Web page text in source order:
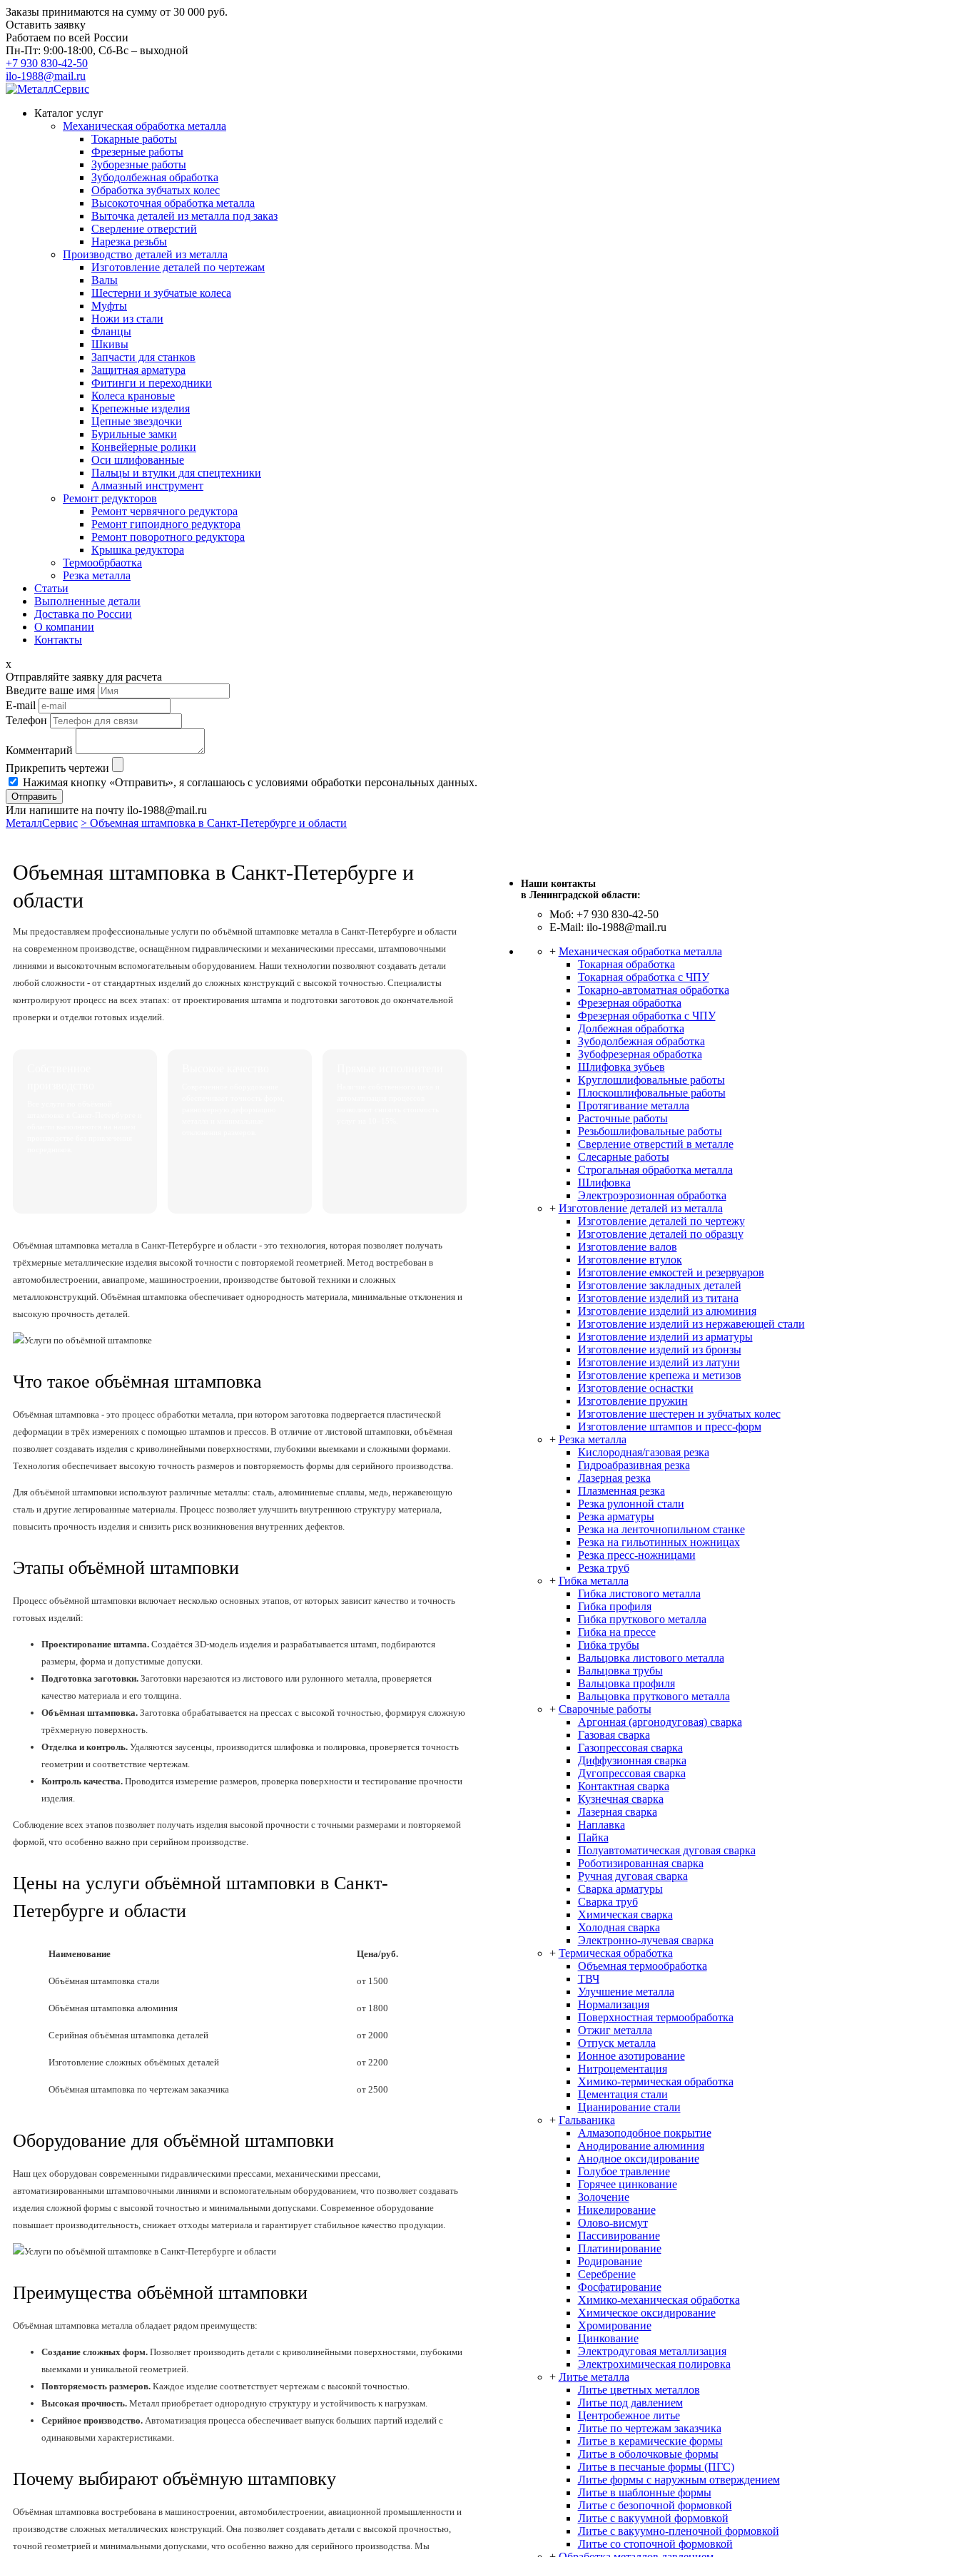
Заказы принимаются на сумму от 30 000 руб.
Оставить заявку
Работаем по всей России
Пн-Пт: 9:00-18:00, Сб-Вс – выходной
+7 930 830-42-50
ilo-1988@mail.ru
Каталог услуг
Механическая обработка металла
Токарные работы
Фрезерные работы
Зуборезные работы
Зубодолбежная обработка
Обработка зубчатых колес
Высокоточная обработка металла
Выточка деталей из металла под заказ
Сверление отверстий
Нарезка резьбы
Производство деталей из металла
Изготовление деталей по чертежам
Валы
Шестерни и зубчатые колеса
Муфты
Ножи из стали
Фланцы
Шкивы
Запчасти для станков
Защитная арматура
Фитинги и переходники
Колеса крановые
Крепежные изделия
Цепные звездочки
Бурильные замки
Конвейерные ролики
Оси шлифованные
Пальцы и втулки для спецтехники
Алмазный инструмент
Ремонт редукторов
Ремонт червячного редуктора
Ремонт гипоидного редуктора
Ремонт поворотного редуктора
Крышка редуктора
Термообрбаотка
Резка металла
Статьи
Выполненные детали
Доставка по России
О компании
Контакты
x
Отправляйте заявку для расчета
Введите ваше имя
E-mail
Телефон
Комментарий
Прикрепить чертежи
Нажимая кнопку «Отправить», я соглашаюсь с условиями обработки персональных данных.
Отправить
Или напишите на почту ilo-1988@mail.ru
МеталлСервис > Объемная штамповка в Санкт-Петербурге и области
Объемная штамповка в Санкт-Петербурге и
области
Мы предоставляем профессиональные услуги по объёмной штамповке металла в Санкт-Петербурге и области
на современном производстве, оснащённом гидравлическими и механическими прессами, штамповочными
линиями и высокоточным вспомогательным оборудованием. Наши технологии позволяют создавать детали
любой сложности - от стандартных изделий до сложных конструкций с высокой точностью. Специалисты
контролируют процесс на всех этапах: от проектирования штампа и подготовки заготовок до окончательной
проверки и отделки готовых изделий.
Объёмная штамповка металла в Санкт-Петербурге и области - это технология, которая позволяет получать
трёхмерные металлические изделия высокой точности с повторяемой геометрией. Метод востребован в
автомобилестроении, авиапроме, машиностроении, производстве бытовой техники и сложных
металлоконструкций. Объёмная штамповка обеспечивает однородность материала, минимальные отклонения и
высокую прочность деталей.
Что такое объёмная штамповка
Объёмная штамповка - это процесс обработки металла, при котором заготовка подвергается пластической
деформации в трёх измерениях с помощью штампов и прессов. В отличие от листовой штамповки, объёмная
позволяет создавать изделия с криволинейными поверхностями, глубокими выемками и сложными формами.
Технология обеспечивает высокую точность размеров и повторяемость формы для серийного производства.
Для объёмной штамповки используют различные металлы: сталь, алюминиевые сплавы, медь, нержавеющую
сталь и другие легированные материалы. Процесс позволяет улучшить внутреннюю структуру материала,
повысить прочность изделия и снизить риск возникновения внутренних дефектов.
Этапы объёмной штамповки
Процесс объёмной штамповки включает несколько основных этапов, от которых зависит качество и точность
готовых изделий:
Проектирование штампа. Создаётся 3D-модель изделия и разрабатывается штамп, подбираются
размеры, форма и допустимые допуски.
Подготовка заготовки. Заготовки нарезаются из листового или рулонного металла, проверяется
качество материала и его толщина.
Объёмная штамповка. Заготовка обрабатывается на прессах с высокой точностью, формируя сложную
трёхмерную поверхность.
Отделка и контроль. Удаляются заусенцы, производится шлифовка и полировка, проверяется точность
геометрии и соответствие чертежам.
Контроль качества. Проводится измерение размеров, проверка поверхности и тестирование прочности
изделия.
Соблюдение всех этапов позволяет получать изделия высокой прочности с точными размерами и повторяемой
формой, что особенно важно при серийном производстве.
Цены на услуги объёмной штамповки в Санкт-
Петербурге и области
Наименование Цена/руб.
Объёмная штамповка стали от 1500
Объёмная штамповка алюминия от 1800
Серийная объёмная штамповка деталей от 2000
Изготовление сложных объёмных деталей от 2200
Объёмная штамповка по чертежам заказчика от 2500
Оборудование для объёмной штамповки
Наш цех оборудован современными гидравлическими прессами, механическими прессами,
автоматизированными штамповочными линиями и вспомогательным оборудованием, что позволяет создавать
изделия сложной формы с высокой точностью и минимальными допусками. Современное оборудование
повышает производительность, снижает отходы материала и гарантирует стабильное качество продукции.
Преимущества объёмной штамповки
Объёмная штамповка металла обладает рядом преимуществ:
Создание сложных форм. Позволяет производить детали с криволинейными поверхностями, глубокими
выемками и уникальной геометрией.
Повторяемость размеров. Каждое изделие соответствует чертежам с высокой точностью.
Высокая прочность. Металл приобретает однородную структуру и устойчивость к нагрузкам.
Серийное производство. Автоматизация процесса обеспечивает выпуск больших партий изделий с
одинаковыми характеристиками.
Почему выбирают объёмную штамповку
Объёмная штамповка востребована в машиностроении, автомобилестроении, авиационной промышленности и
производстве сложных металлических конструкций. Она позволяет создавать детали с высокой прочностью,
точной геометрией и минимальными допусками, что особенно важно для серийного производства. Мы
Наши контакты
в Ленинградской области:
Моб: +7 930 830-42-50
E-Mail: ilo-1988@mail.ru
+ Механическая обработка металла
Токарная обработка
Токарная обработка с ЧПУ
Токарно-автоматная обработка
Фрезерная обработка
Фрезерная обработка c ЧПУ
Долбежная обработка
Зубодолбежная обработка
Зубофрезерная обработка
Шлифовка зубьев
Круглошлифовальные работы
Плоскошлифовальные работы
Протягивание металла
Расточные работы
Резьбошлифовальные работы
Сверление отверстий в металле
Слесарные работы
Строгальная обработка металла
Шлифовка
Электроэрозионная обработка
+ Изготовление деталей из металла
Изготовление деталей по чертежу
Изготовление деталей по образцу
Изготовление валов
Изготовление втулок
Изготовление емкостей и резервуаров
Изготовление закладных деталей
Изготовление изделий из титана
Изготовление изделий из алюминия
Изготовление изделий из нержавеющей стали
Изготовление изделий из арматуры
Изготовление изделий из бронзы
Изготовление изделий из латуни
Изготовление крепежа и метизов
Изготовление оснастки
Изготовление пружин
Изготовление шестерен и зубчатых колес
Изготовление штампов и пресс-форм
+ Резка металла
Кислородная/газовая резка
Гидроабразивная резка
Лазерная резка
Плазменная резка
Резка рулонной стали
Резка арматуры
Резка на ленточнопильном станке
Резка на гильотинных ножницах
Резка пресс-ножницами
Резка труб
+ Гибка металла
Гибка листового металла
Гибка профиля
Гибка пруткового металла
Гибка на прессе
Гибка трубы
Вальцовка листового металла
Вальцовка трубы
Вальцовка профиля
Вальцовка пруткового металла
+ Сварочные работы
Аргонная (аргонодуговая) сварка
Газовая сварка
Газопрессовая сварка
Диффузионная сварка
Дугопрессовая сварка
Контактная сварка
Кузнечная сварка
Лазерная сварка
Наплавка
Пайка
Полуавтоматическая дуговая сварка
Роботизированная сварка
Ручная дуговая сварка
Сварка арматуры
Сварка труб
Химическая сварка
Холодная сварка
Электронно-лучевая сварка
+ Термическая обработка
Объемная термообработка
ТВЧ
Улучшение металла
Нормализация
Поверхностная термообработка
Отжиг металла
Отпуск металла
Ионное азотирование
Нитроцементация
Химико-термическая обработка
Цементация стали
Цианирование стали
+ Гальваника
Алмазоподобное покрытие
Анодирование алюминия
Анодное оксидирование
Голубое травление
Горячее цинкование
Золочение
Никелирование
Олово-висмут
Пассивирование
Платинирование
Родирование
Серебрение
Фосфатирование
Химико-механическая обработка
Химическое оксидирование
Хромирование
Цинкование
Электродуговая металлизация
Электрохимическая полировка
+ Литье металла
Литье цветных металлов
Литье под давлением
Центробежное литье
Литье по чертежам заказчика
Литье в керамические формы
Литье в оболочковые формы
Литье в песчаные формы (ПГС)
Литье формы с наружным отверждением
Литье в шаблонные формы
Литье с безопочной формовкой
Литье с вакуумной формовкой
Литье с вакуумно-пленочной формовкой
Литье со стопочной формовкой